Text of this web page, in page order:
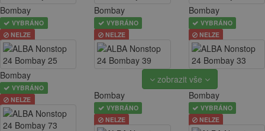
Bombay
VYBRÁNO
NELZE
Bombay
VYBRÁNO
NELZE
Bombay
VYBRÁNO
NELZE
Bombay
VYBRÁNO
NELZE
zobrazit vše
Bombay
VYBRÁNO
NELZE
Bombay
VYBRÁNO
NELZE